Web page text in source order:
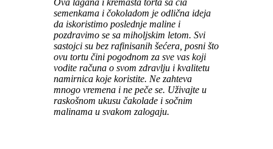
semenkama i čokoladom je odlična ideja
da iskoristimo poslednje maline i
pozdravimo se sa miholjskim letom. Svi
sastojci su bez rafinisanih šećera, posni što
ovu tortu čini pogodnom za sve vas koji
vodite računa o svom zdravlju i kvalitetu
namirnica koje koristite. Ne zahteva
mnogo vremena i ne peče se. Uživajte u
raskošnom ukusu čakolade i sočnim
malinama u svakom zalogaju.